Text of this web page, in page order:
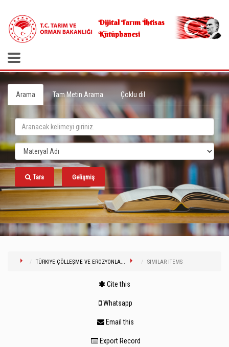
Dijital Tarım İhtisas
Kütüphanesi
Arama Tam Metin Arama Çoklu dil
Tara Gelişmiş
TÜRKIYE ÇÖLLEŞME VE EROZYONLA... SIMILAR ITEMS
Cite this
Whatsapp
Email this
Export Record